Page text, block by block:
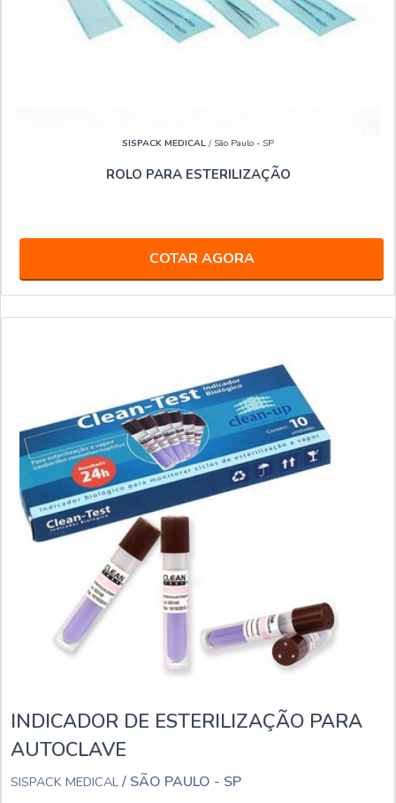
SISPACK MEDICAL / São Paulo - SP
ROLO PARA ESTERILIZAÇÃO
COTAR AGORA
INDICADOR DE ESTERILIZAÇÃO PARA
AUTOCLAVE
SISPACK MEDICAL / SÃO PAULO - SP